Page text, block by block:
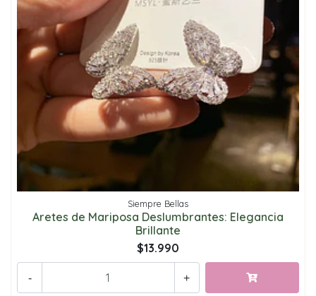
Siempre Bellas
Aretes de Mariposa Deslumbrantes: Elegancia
Brillante
$13.990
+
-